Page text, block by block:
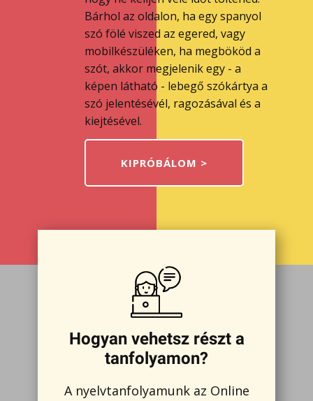
Bárhol az oldalon, ha egy spanyol
szó fölé viszed az egered, vagy
mobilkészüléken, ha megbököd a
szót, akkor megjelenik egy - a
képen látható - lebegő szókártya a
szó jelentésévél, ragozásával és a
kiejtésével.
KIPRÓBÁLOM >
Hogyan vehetsz részt a
tanfolyamon?
A nyelvtanfolyamunk az Online